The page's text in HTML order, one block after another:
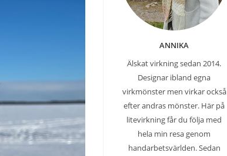
ANNIKA
Älskat virkning sedan 2014.
Designar ibland egna
virkmönster men virkar också
efter andras mönster. Här på
litevirkning får du följa med
hela min resa genom
handarbetsvärlden. Sedan